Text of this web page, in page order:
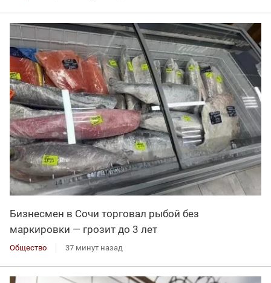
Бизнесмен в Сочи торговал рыбой без
маркировки — грозит до 3 лет
Общество 37 минут назад